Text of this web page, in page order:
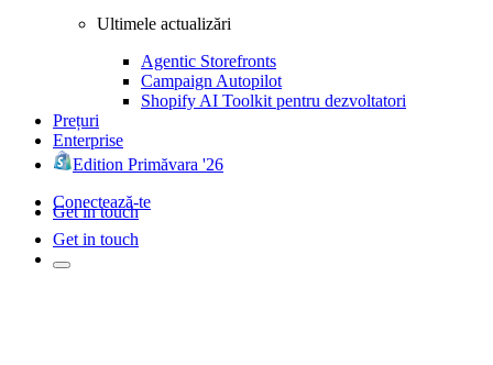
Ultimele actualizări
Agentic Storefronts
Campaign Autopilot
Shopify AI Toolkit pentru dezvoltatori
Prețuri
Enterprise
Edition Primăvara '26
Conectează-te
Get in touch
Get in touch